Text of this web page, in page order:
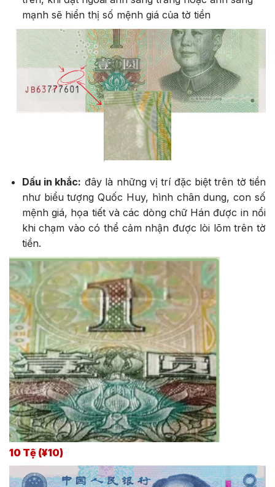
mạnh sẽ hiển thị số mệnh giá của tờ tiền
Dấu in khắc: đây là những vị trí đặc biệt trên tờ tiền
như biểu tượng Quốc Huy, hình chân dung, con số
mệnh giá, họa tiết và các dòng chữ Hán được in nổi
khi chạm vào có thể cảm nhận được lòi lõm trên tờ
tiền.
10 Tệ (¥10)